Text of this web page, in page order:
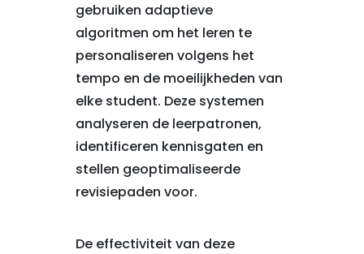
gebruiken adaptieve
algoritmen om het leren te
personaliseren volgens het
tempo en de moeilijkheden van
elke student. Deze systemen
analyseren de leerpatronen,
identificeren kennisgaten en
stellen geoptimaliseerde
revisiepaden voor.
De effectiviteit van deze